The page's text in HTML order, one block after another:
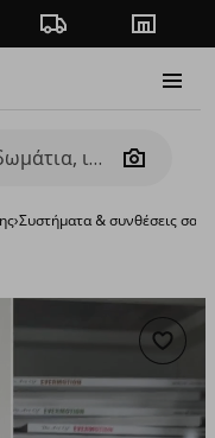
Πορεία παραγγελίας
Camera
›Συστήματα & συνθέσεις